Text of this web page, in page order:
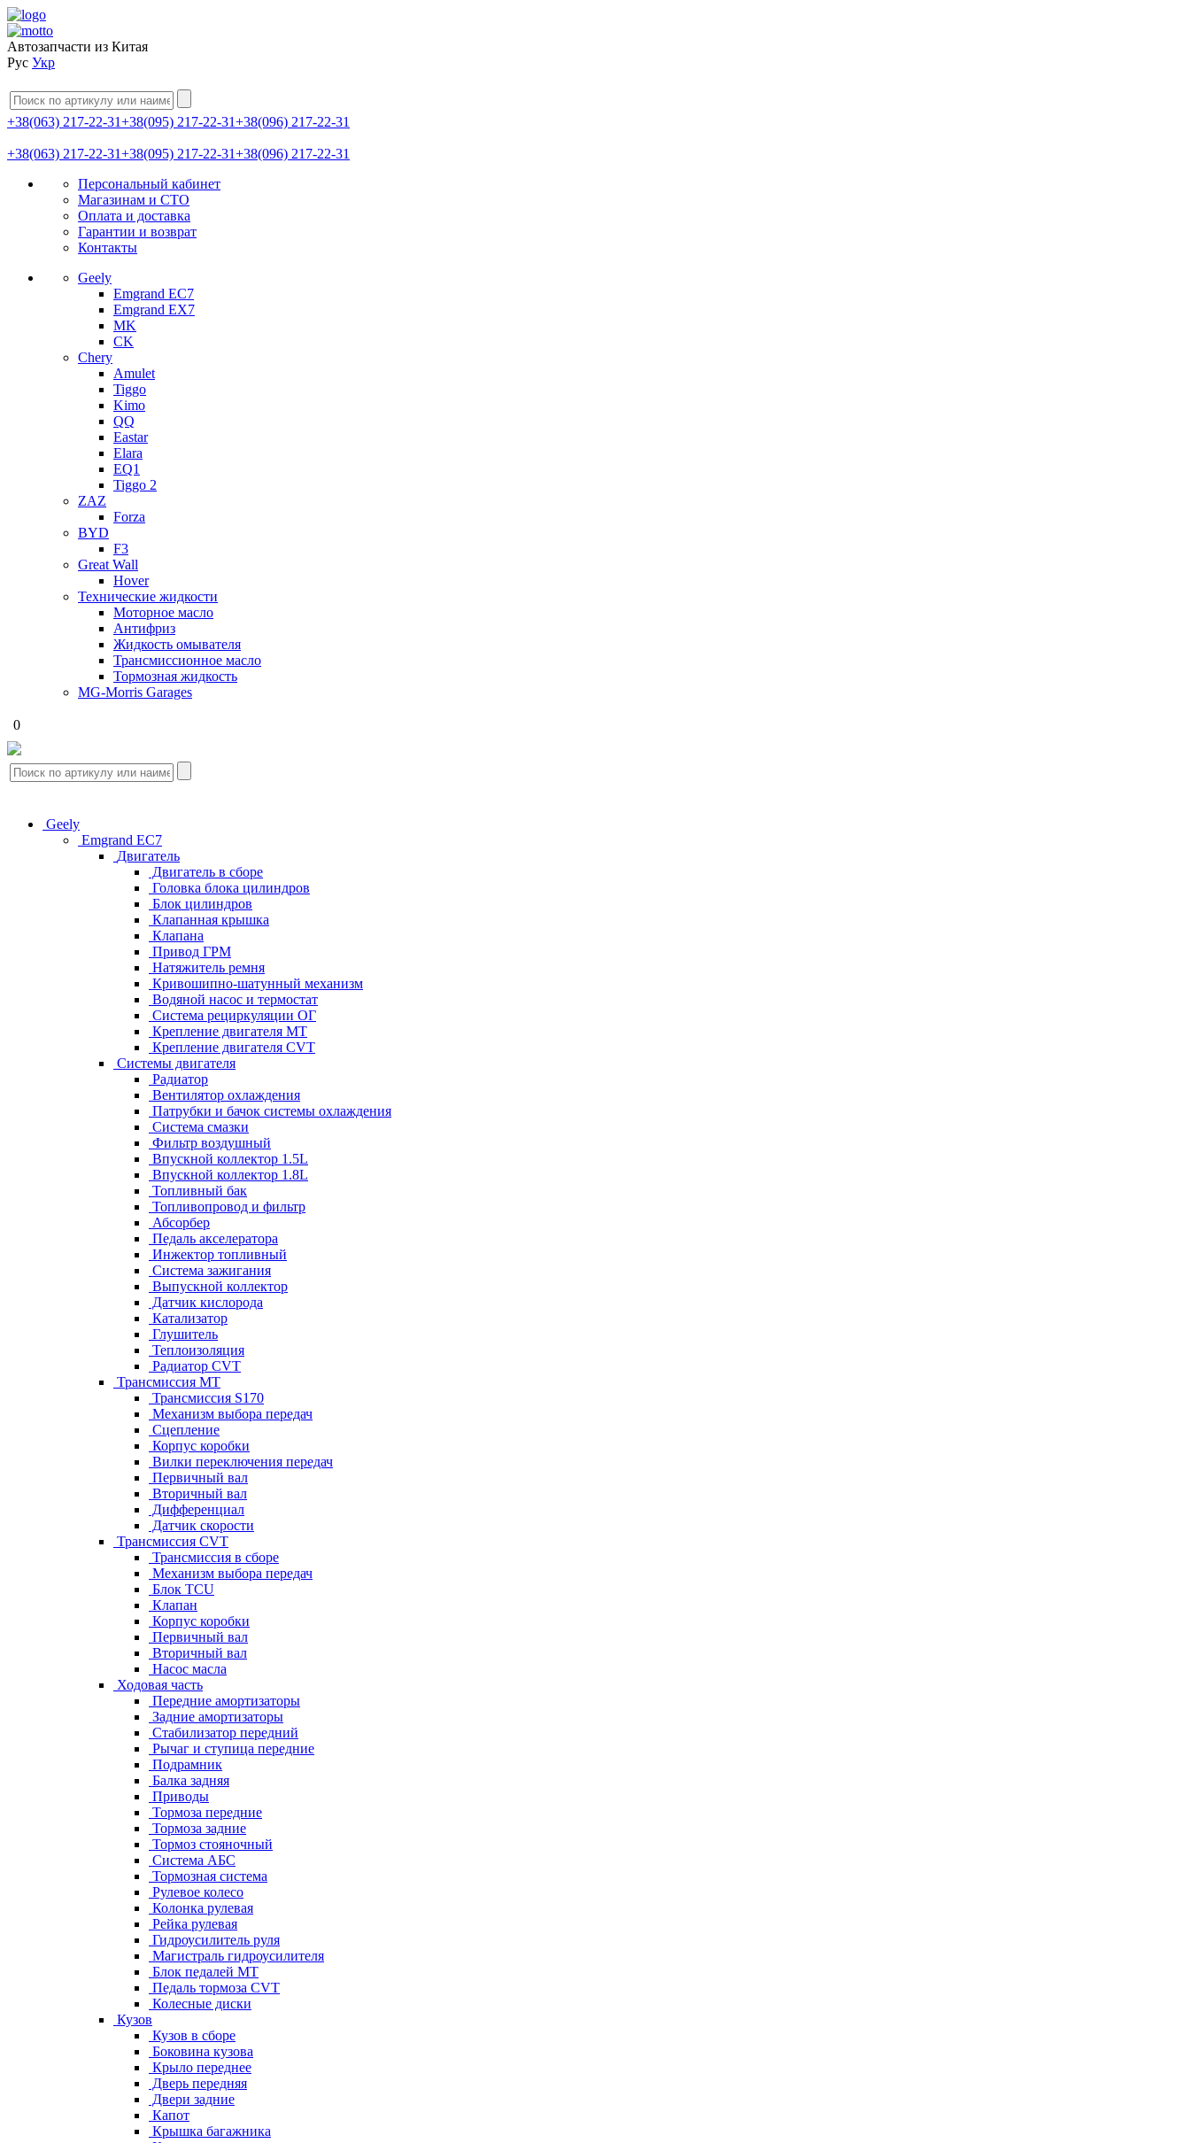
Автозапчасти из Китая
Рус Укр
+38(063) 217-22-31+38(095) 217-22-31+38(096) 217-22-31
+38(063) 217-22-31+38(095) 217-22-31+38(096) 217-22-31
Персональный кабинет
Магазинам и СТО
Оплата и доставка
Гарантии и возврат
Контакты
Geely
Emgrand EC7
Emgrand EX7
MK
CK
Chery
Amulet
Tiggo
Kimo
QQ
Eastar
Elara
EQ1
Tiggo 2
ZAZ
Forza
BYD
F3
Great Wall
Hover
Технические жидкости
Моторное масло
Антифриз
Жидкость омывателя
Трансмиссионное масло
Тормозная жидкость
MG-Morris Garages
0
Geely
Emgrand EC7
Двигатель
Двигатель в сборе
Головка блока цилиндров
Блок цилиндров
Клапанная крышка
Клапана
Привод ГРМ
Натяжитель ремня
Кривошипно-шатунный механизм
Водяной насос и термостат
Система рециркуляции ОГ
Крепление двигателя MT
Крепление двигателя CVT
Системы двигателя
Радиатор
Вентилятор охлаждения
Патрубки и бачок системы охлаждения
Система смазки
Фильтр воздушный
Впускной коллектор 1.5L
Впускной коллектор 1.8L
Топливный бак
Топливопровод и фильтр
Абсорбер
Педаль акселератора
Инжектор топливный
Система зажигания
Выпускной коллектор
Датчик кислорода
Катализатор
Глушитель
Теплоизоляция
Радиатор CVT
Трансмиссия MT
Трансмиссия S170
Механизм выбора передач
Сцепление
Корпус коробки
Вилки переключения передач
Первичный вал
Вторичный вал
Дифференциал
Датчик скорости
Трансмиссия CVT
Трансмиссия в сборе
Механизм выбора передач
Блок TCU
Клапан
Корпус коробки
Первичный вал
Вторичный вал
Насос масла
Ходовая часть
Передние амортизаторы
Задние амортизаторы
Стабилизатор передний
Рычаг и ступица передние
Подрамник
Балка задняя
Приводы
Тормоза передние
Тормоза задние
Тормоз стояночный
Система АБС
Тормозная система
Рулевое колесо
Колонка рулевая
Рейка рулевая
Гидроусилитель руля
Магистраль гидроусилителя
Блок педалей МТ
Педаль тормоза CVT
Колесные диски
Кузов
Кузов в сборе
Боковина кузова
Крыло переднее
Дверь передняя
Двери задние
Капот
Крышка багажника